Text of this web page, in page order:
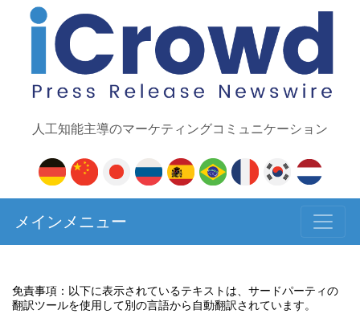
人工知能主導のマーケティングコミュニケーション
メインメニュー
免責事項：以下に表示されているテキストは、サードパーティの
翻訳ツールを使用して別の言語から自動翻訳されています。